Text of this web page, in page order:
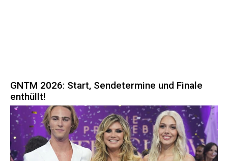
GNTM 2026: Start, Sendetermine und Finale
enthüllt!